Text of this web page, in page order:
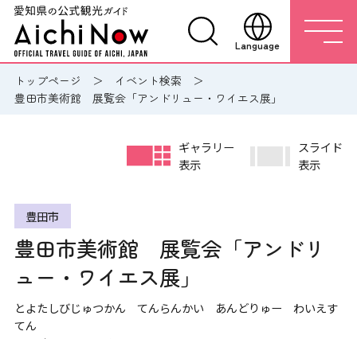
Language
トップページ
イベント検索
豊田市美術館 展覧会「アンドリュー・ワイエス展」
豊田市
豊田市美術館 展覧会「アンドリ
ュー・ワイエス展」
とよたしびじゅつかん てんらんかい あんどりゅー わいえす
てん
ギャラリー
表示
スライド
表示